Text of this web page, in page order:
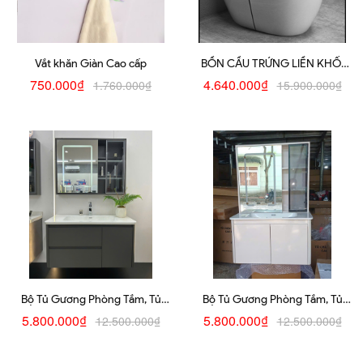
Vắt khăn Giàn Cao cấp
750.000₫ 1.760.000₫
BỒN CẦU TRỨNG LIỀN KHỐI
BC 8013B
4.640.000₫ 15.900.000₫
Bộ Tủ Gương Phòng Tắm, Tủ
Lavabo Đẹp T14
5.800.000₫ 12.500.000₫
Bộ Tủ Gương Phòng Tắm, Tủ
Lavabo Đẹp T12
5.800.000₫ 12.500.000₫